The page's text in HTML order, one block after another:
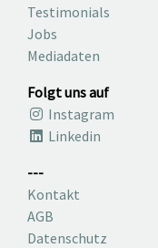
Testimonials
Jobs
Mediadaten
Folgt uns auf
Instagram
Linkedin
---
Kontakt
AGB
Datenschutz